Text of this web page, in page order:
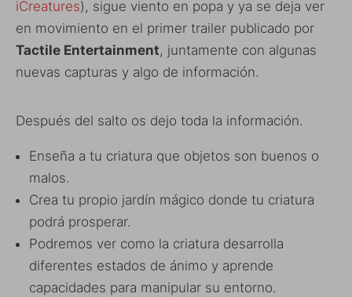
iCreatures), sigue viento en popa y ya se deja ver
en movimiento en el primer trailer publicado por
Tactile Entertainment, juntamente con algunas
nuevas capturas y algo de información.
Después del salto os dejo toda la información.
Enseña a tu criatura que objetos son buenos o
malos.
Crea tu propio jardín mágico donde tu criatura
podrá prosperar.
Podremos ver como la criatura desarrolla
diferentes estados de ánimo y aprende
capacidades para manipular su entorno.